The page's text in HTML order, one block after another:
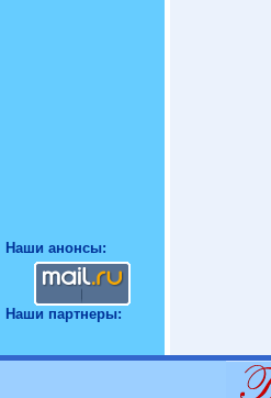
Наши анонсы:
Наши партнеры: